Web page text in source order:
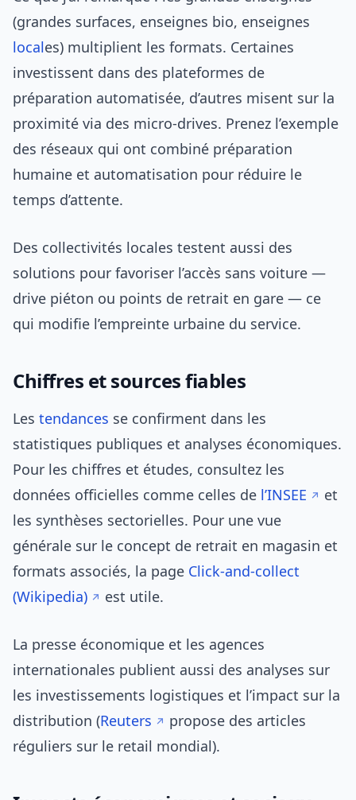
(grandes surfaces, enseignes bio, enseignes
locales) multiplient les formats. Certaines
investissent dans des plateformes de
préparation automatisée, d’autres misent sur la
proximité via des micro-drives. Prenez l’exemple
des réseaux qui ont combiné préparation
humaine et automatisation pour réduire le
temps d’attente.
Des collectivités locales testent aussi des
solutions pour favoriser l’accès sans voiture —
drive piéton ou points de retrait en gare — ce
qui modifie l’empreinte urbaine du service.
Chiffres et sources fiables
Les tendances se confirment dans les
statistiques publiques et analyses économiques.
Pour les chiffres et études, consultez les
données officielles comme celles de l’INSEE
et
les synthèses sectorielles. Pour une vue
générale sur le concept de retrait en magasin et
formats associés, la page Click-and-collect
(Wikipedia)
est utile.
La presse économique et les agences
internationales publient aussi des analyses sur
les investissements logistiques et l’impact sur la
distribution (Reuters
propose des articles
réguliers sur le retail mondial).